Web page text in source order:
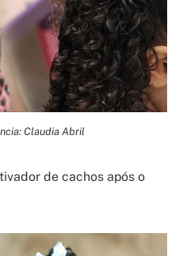
Claudia Abril
de cachos após o